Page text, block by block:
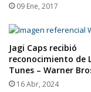
09 Ene, 2017
Jagi Caps recibió
reconocimiento de
Tunes – Warner
16 Abr, 2024